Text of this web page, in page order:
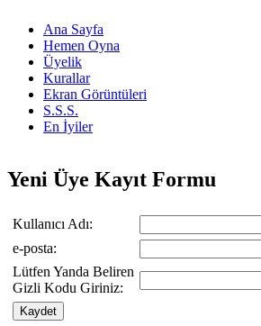
Ana Sayfa
Hemen Oyna
Üyelik
Kurallar
Ekran Görüntüleri
S.S.S.
En İyiler
Yeni Üye Kayıt Formu
Kullanıcı Adı:
e-posta:
Lütfen Yanda Beliren
Gizli Kodu Giriniz: